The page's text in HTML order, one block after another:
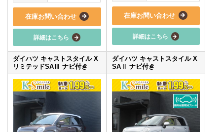
在庫お問い合わせ
詳細はこちら
在庫お問い合わせ
詳細はこちら
ダイハツ キャストスタイル X
リミテッドSAⅢ ナビ付き
ダイハツ キャストスタイル X
SAⅡ ナビ付き